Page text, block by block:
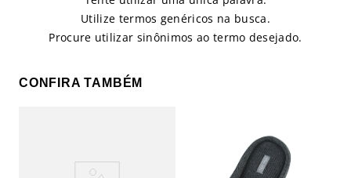
Utilize termos genéricos na busca.
Procure utilizar sinônimos ao termo desejado.
CONFIRA TAMBÉM